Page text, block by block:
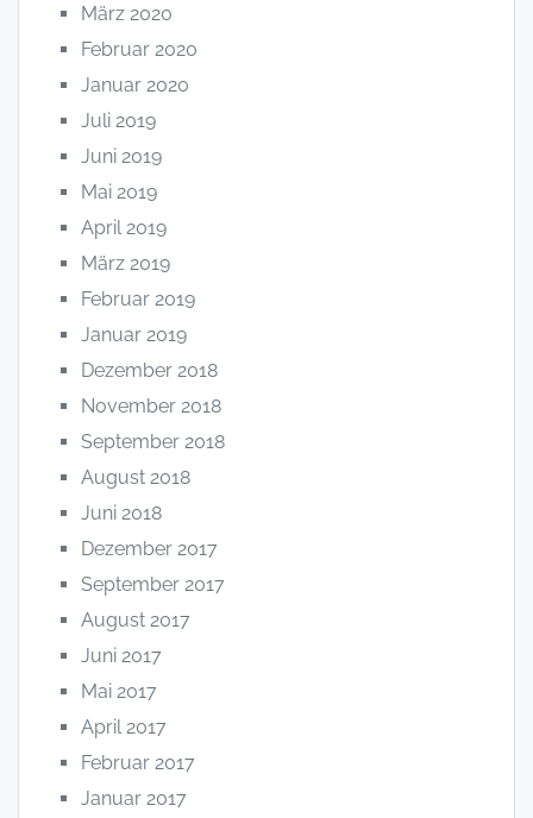
März 2020
Februar 2020
Januar 2020
Juli 2019
Juni 2019
Mai 2019
April 2019
März 2019
Februar 2019
Januar 2019
Dezember 2018
November 2018
September 2018
August 2018
Juni 2018
Dezember 2017
September 2017
August 2017
Juni 2017
Mai 2017
April 2017
Februar 2017
Januar 2017